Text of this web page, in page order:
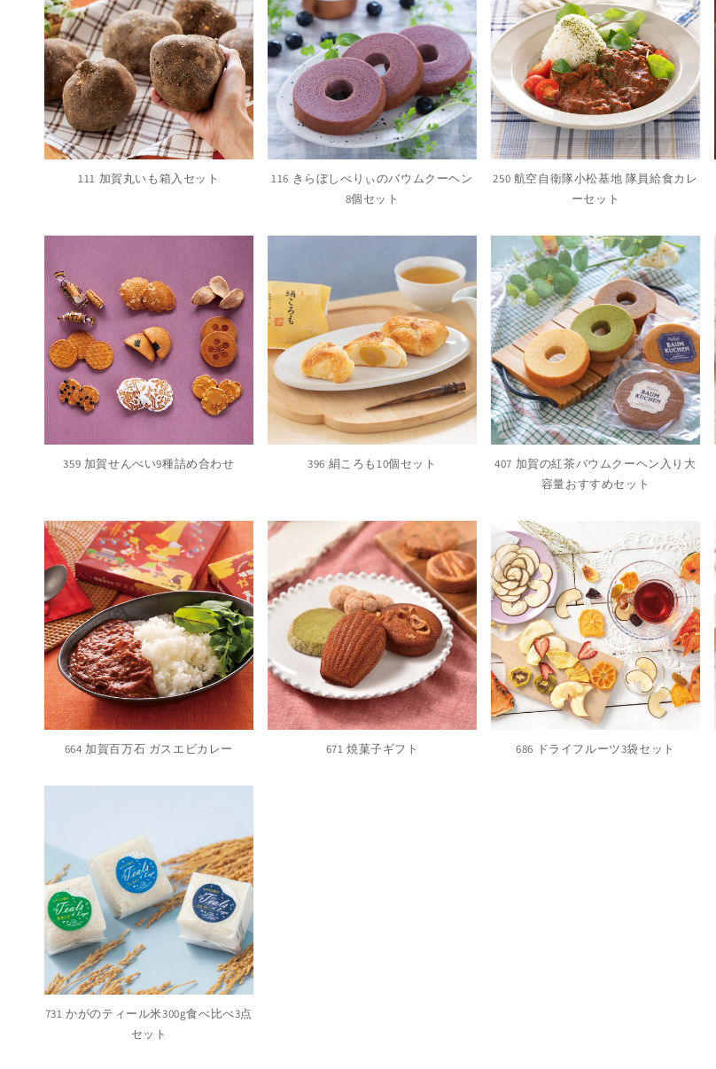
111 加賀丸いも箱入セット
116 きらぼしべりぃのバウムクーヘン
8個セット
250 航空自衛隊小松基地 隊員給食カレ
ーセット
359 加賀せんべい9種詰め合わせ 396 絹ころも10個セット
407 加賀の紅茶バウムクーヘン入り大
容量おすすめセット
664 加賀百万石 ガスエビカレー 671 焼菓子ギフト 686 ドライフルーツ3袋セット
731 かがのティール米300g食べ比べ3点
セット